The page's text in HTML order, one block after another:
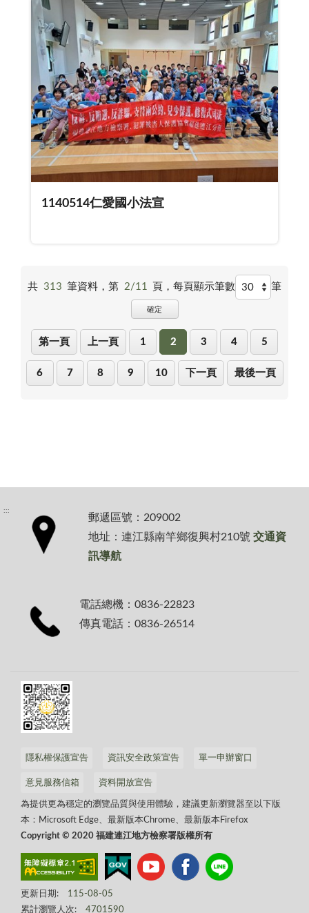
1140514仁愛國小法宣
共 313 筆資料，第 2/11 頁，每頁顯示筆數 筆
確定
第一頁 上一頁 1 2 3 4 5
6 7 8 9 10 下一頁 最後一頁
:::
郵遞區號：209002
地址：連江縣南竿鄉復興村210號 交通資
訊導航
電話總機：0836-22823
傳真電話：0836-26514
隱私權保護宣告 資訊安全政策宣告 單一申辦窗口
意見服務信箱 資料開放宣告
為提供更為穩定的瀏覽品質與使用體驗，建議更新瀏覽器至以下版
本：Microsoft Edge、最新版本Chrome、最新版本Firefox
Copyright © 2020 福建連江地方檢察署版權所有
更新日期:
115-08-05
累計瀏覽人次:
4701590